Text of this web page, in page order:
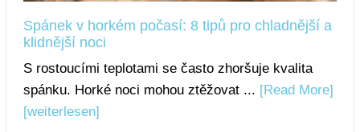
Spánek v horkém počasí: 8 tipů pro chladnější a
klidnější noci
S rostoucími teplotami se často zhoršuje kvalita
spánku. Horké noci mohou ztěžovat ... [Read More]
[weiterlesen]